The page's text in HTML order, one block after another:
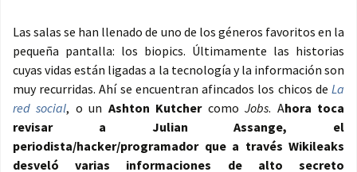
Las salas se han llenado de uno de los géneros favoritos en la
pequeña pantalla: los biopics. Últimamente las historias
cuyas vidas están ligadas a la tecnología y la información son
muy recurridas. Ahí se encuentran afincados los chicos de La
red social, o un Ashton KutchercomoJobs. Ahora toca
revisar a Julian Assange, el
periodista/hacker/programador que a través Wikileaks
desveló varias informaciones de alto secreto